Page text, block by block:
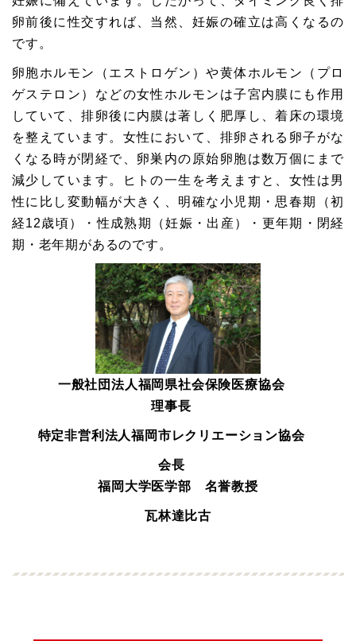
卵前後に性交すれば、当然、妊娠の確立は高くなるの
です。
卵胞ホルモン（エストロゲン）や黄体ホルモン（プロ
ゲステロン）などの女性ホルモンは子宮内膜にも作用
していて、排卵後に内膜は著しく肥厚し、着床の環境
を整えています。女性において、排卵される卵子がな
くなる時が閉経で、卵巣内の原始卵胞は数万個にまで
減少しています。ヒトの一生を考えますと、女性は男
性に比し変動幅が大きく、明確な小児期・思春期（初
経12歳頃）・性成熟期（妊娠・出産）・更年期・閉経
期・老年期があるのです。
一般社団法人福岡県社会保険医療協会
理事長
特定非営利法人福岡市レクリエーション協会
会長
福岡大学医学部 名誉教授
瓦林達比古